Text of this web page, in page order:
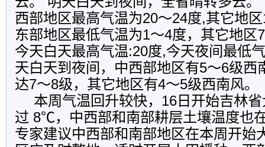
西部地区最高气温为20～24度,其它地
东部地区最低气温为1～4度，其它地区
今天白天最高气温:20度,今天夜间最低
天白天到夜间，中西部地区有5～6级西
达7～8级，其它地区有4～5级西南风。
本周气温回升较快，16日开始吉林
过 8℃，中西部和南部耕层土壤温度也
专家建议中西部和南部地区在本周开始